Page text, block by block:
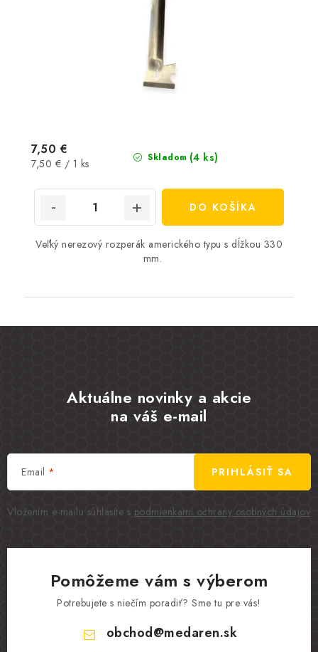
Skladom (4 ks)
7,50 €
Jednotková
7,50 € / 1 ks
DO KOŠÍKA
Veľký nerezový rozperák amerického typu s dĺžkou 330
mm.
Aktuálne novinky a akcie
na váš e-mail
Email
Vložením e-mailu súhlasíte s podmienkami ochrany osobných údajov
PRIHLÁSIŤ SA
Pomôžeme vám s výberom
Potrebujete s niečím poradiť? Sme tu pre vás!
obchod@medaren.sk